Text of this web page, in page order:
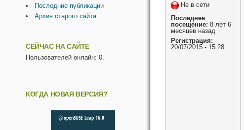
Не в сети
Последнее
посещение: 8 лет 6
месяцев назад
Регистрация:
20/07/2015 - 15:28
Последние публикации
Архив старого сайта
СЕЙЧАС НА САЙТЕ
Пользователей онлайн: 0.
КОГДА НОВАЯ ВЕРСИЯ?